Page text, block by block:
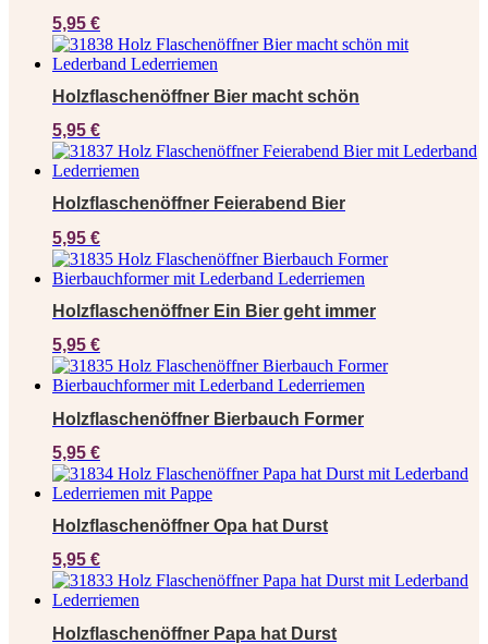
5,95 €
Holzflaschenöffner Bier macht schön
5,95 €
Holzflaschenöffner Feierabend Bier
5,95 €
Holzflaschenöffner Ein Bier geht immer
5,95 €
Holzflaschenöffner Bierbauch Former
5,95 €
Holzflaschenöffner Opa hat Durst
5,95 €
Holzflaschenöffner Papa hat Durst